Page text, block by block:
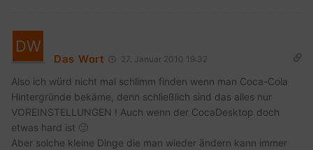
Das Wort 27. Januar 2010 19:32
Also ich würd nicht mal schlimm finden wenn man Coca-Cola
Hintergründe bekäme, denn schließlich sind das alles nur
VOREINSTELLUNGEN ! Auch wenn der CocaDesktop doch
etwas hard ist 🙂
Aber solche kleine Dinge die man wieder ändern kann immer